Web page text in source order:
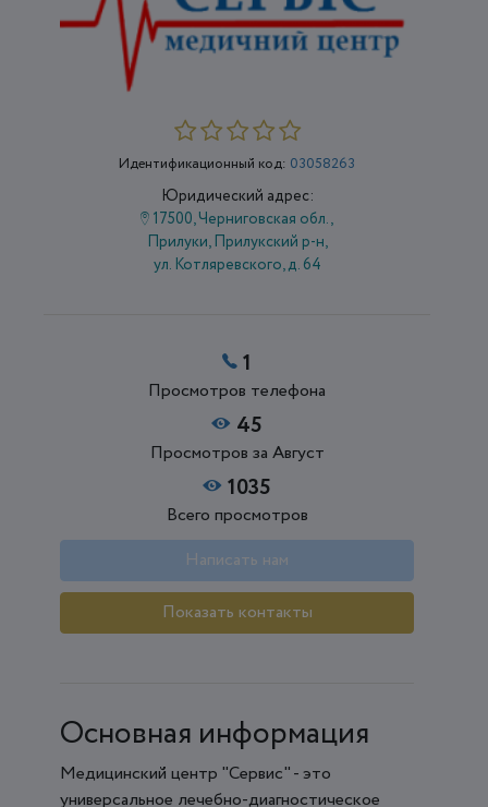
Идентификационный код: 03058263
Юридический адрес:
17500, Черниговская обл.,
Прилуки, Прилукский р-н,
ул. Котляревского, д. 64
1
Просмотров телефона
45
Просмотров за Август
1035
Всего просмотров
Написать нам
Показать контакты
Основная информация
Медицинский центр "Сервис" - это
универсальное лечебно-диагностическое